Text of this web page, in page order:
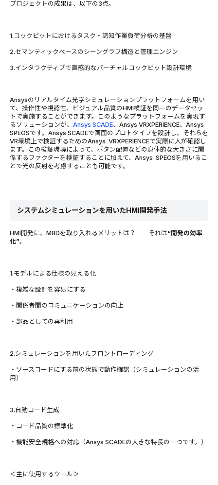
プロジェクトの成果は、以下の3点。
1.コックピットにおけるタスク・認知作業負荷分析の基盤
2.セマンティックベースのシーングラフ構造と管理エンジン
3.インタラクティブで直感的なバーチャルコックピット設計環境
Ansysのリアルタイム光学シミュレーションプラットフォームを用い
て、操作性や視認性、ビジュアル品質のHMI検証を同一のデータセッ
トで実施することができます。このようなプラットフォームを実現す
るソリューションが、 Ansys SCADE、Ansys VRXPERIENCE、Ansys
SPEOSです。Ansys SCADEで画面のプロトタイプを設計し、それらを
VR環境上で検証するためのAnsys VRXPERIENCEで実際に人が確認し
ます。この検証環境によって、ボタン配置などの身体的な大きさに関
係するファクターを検証することに加えて、Ansys SPEOSを用いるこ
とで光の反射を考慮することも可能です。
システムシミュレーションを用いたHMI開発手法
HMI開発に、MBDを取り入れるメリットは？ －それは“開発の効率
化”。
1.モデルによる仕様の見える化
・複雑な設計を容易にする
・関係者間のコミュニケーションの向上
・部品としての再利用
2.シミュレーションを用いたフロントローディング
・ソースコードにする前の状態で動作確認（シミュレーションの活
用）
3.自動コード生成
・コード品質の標準化
・機能安全規格への対応（Ansys SCADEの大きな特長の一つです。）
＜主に使用するツール＞